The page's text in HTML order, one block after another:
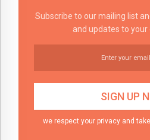
Subscribe to our mailing list
and updates to your
we respect your privacy and